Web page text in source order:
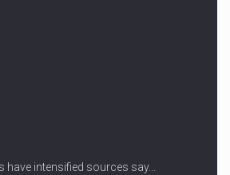
intensified sources say...